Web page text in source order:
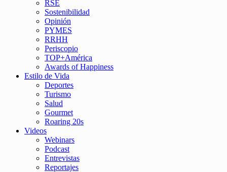
RSE
Sostenibilidad
Opinión
PYMES
RRHH
Periscopio
TOP+América
Awards of Happiness
Estilo de Vida
Deportes
Turismo
Salud
Gourmet
Roaring 20s
Videos
Webinars
Podcast
Entrevistas
Reportajes